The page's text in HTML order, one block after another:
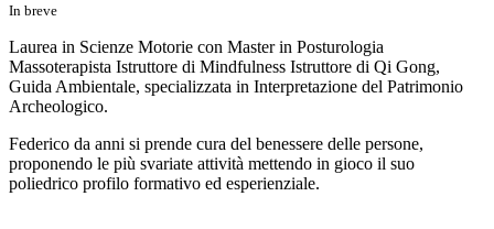
In breve
Laurea in Scienze Motorie con Master in Posturologia
Massoterapista Istruttore di Mindfulness Istruttore di Qi Gong,
Guida Ambientale, specializzata in Interpretazione del Patrimonio
Archeologico.
Federico da anni si prende cura del benessere delle persone,
proponendo le più svariate attività mettendo in gioco il suo
poliedrico profilo formativo ed esperienziale.